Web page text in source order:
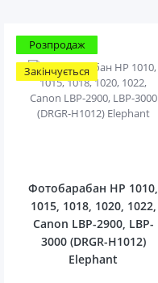
Розпродаж
Закінчується
Фотобарабан HP 1010,
1015, 1018, 1020, 1022,
Canon LBP-2900, LBP-
3000 (DRGR-H1012)
Elephant